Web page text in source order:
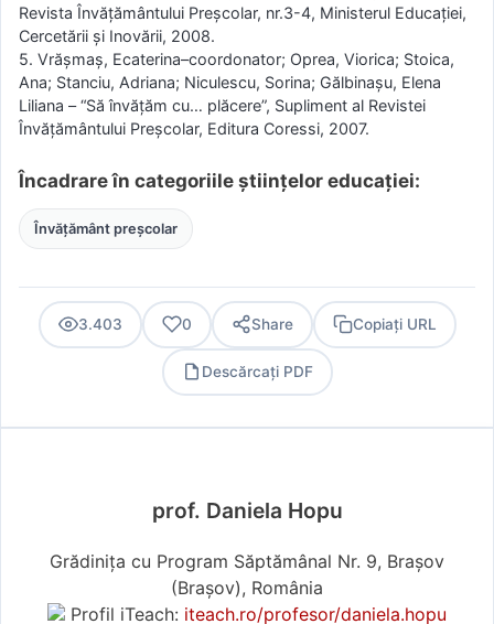
Revista Învăţământului Preşcolar, nr.3-4, Ministerul Educaţiei,
Cercetării şi Inovării, 2008.
5. Vrăşmaş, Ecaterina–coordonator; Oprea, Viorica; Stoica,
Ana; Stanciu, Adriana; Niculescu, Sorina; Gălbinaşu, Elena
Liliana – “Să învăţăm cu… plăcere”, Supliment al Revistei
Învăţământului Preşcolar, Editura Coressi, 2007.
Încadrare în categoriile științelor educației:
Învățământ preșcolar
3.403 0 Share Copiați URL
Descărcați PDF
prof. Daniela Hopu
Grădinița cu Program Săptămânal Nr. 9, Brașov
(Braşov), România
Profil iTeach: iteach.ro/profesor/daniela.hopu